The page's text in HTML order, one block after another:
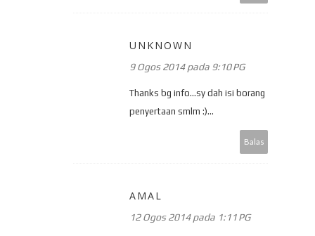
UNKNOWN
9 Ogos 2014 pada 9:10 PG
Thanks bg info...sy dah isi borang
penyertaan smlm :)...
Balas
AMAL
12 Ogos 2014 pada 1:11 PG